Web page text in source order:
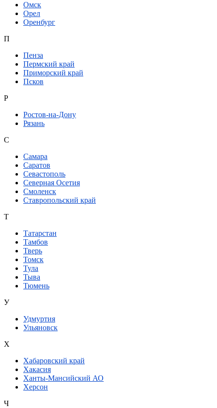
Омск
Орел
Оренбург
П
Пенза
Пермский край
Приморский край
Псков
Р
Ростов-на-Дону
Рязань
С
Самара
Саратов
Севастополь
Северная Осетия
Смоленск
Ставропольский край
Т
Татарстан
Тамбов
Тверь
Томск
Тула
Тыва
Тюмень
У
Удмуртия
Ульяновск
Х
Хабаровский край
Хакасия
Ханты-Мансийский АО
Херсон
Ч